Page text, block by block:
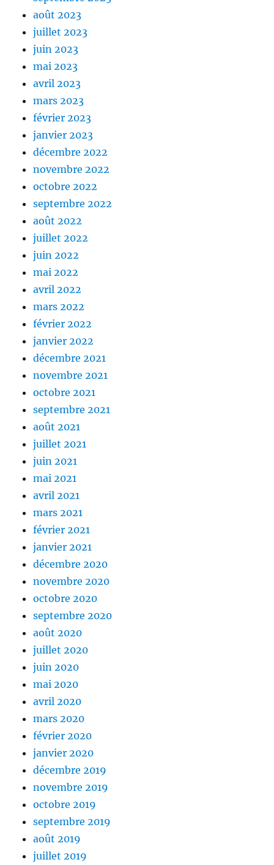
août 2023
juillet 2023
juin 2023
mai 2023
avril 2023
mars 2023
février 2023
janvier 2023
décembre 2022
novembre 2022
octobre 2022
septembre 2022
août 2022
juillet 2022
juin 2022
mai 2022
avril 2022
mars 2022
février 2022
janvier 2022
décembre 2021
novembre 2021
octobre 2021
septembre 2021
août 2021
juillet 2021
juin 2021
mai 2021
avril 2021
mars 2021
février 2021
janvier 2021
décembre 2020
novembre 2020
octobre 2020
septembre 2020
août 2020
juillet 2020
juin 2020
mai 2020
avril 2020
mars 2020
février 2020
janvier 2020
décembre 2019
novembre 2019
octobre 2019
septembre 2019
août 2019
juillet 2019